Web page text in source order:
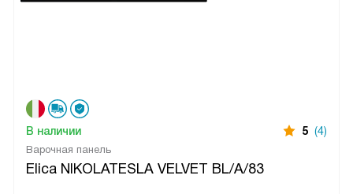
Варочная панель
Elica NIKOLATESLA VELVET BL/A/83
В наличии 5 (4)